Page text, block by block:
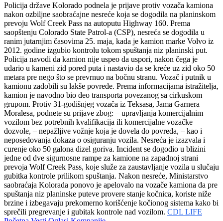
Policija države Kolorado podnela je prijave protiv vozača kamiona
nakon ozbiljne saobraćajne nesreće koja se dogodila na planinskom
prevoju Wolf Creek Pass na autoputu Highway 160. Prema
saopštenju Colorado State Patrol-a (CSP), nesreća se dogodila u
ranim jutarnjim časovima 25. maja, kada je kamion marke Volvo iz
2012. godine izgubio kontrolu tokom spuštanja niz planinski put.
Policija navodi da kamion nije uspeo da uspori, nakon čega je
udario u kameni zid pored puta i nastavio da se kreće uz zid oko 50
metara pre nego što se prevrnuo na bočnu stranu. Vozač i putnik u
kamionu zadobili su lakše povrede. Prema informacijama istražitelja,
kamion je navodno bio deo transporta povezanog sa cirkuskom
grupom. Protiv 31-godišnjeg vozača iz Teksasa, Jama Garnera
Moralesa, podnete su prijave zbog: – upravljanja komercijalnim
vozilom bez potrebnih kvalifikacija ili komercijalne vozačke
dozvole, – nepažljive vožnje koja je dovela do povreda, – kao i
neposedovanja dokaza o osiguranju vozila. Nesreća je izazvala i
curenje oko 50 galona dizel goriva. Incident se dogodio u blizini
jedne od dve sigurnosne rampe za kamione na zapadnoj strani
prevoja Wolf Creek Pass, koje služe za zaustavljanje vozila u slučaju
gubitka kontrole prilikom spuštanja. Nakon nesreće, Ministarstvo
saobraćaja Kolorada ponovo je apelovalo na vozače kamiona da pre
spuštanja niz planinske puteve provere stanje kočnica, koriste niže
brzine i izbegavaju prekomerno korišćenje kočionog sistema kako bi
sprečili pregrevanje i gubitak kontrole nad vozilom. CDL LIFE